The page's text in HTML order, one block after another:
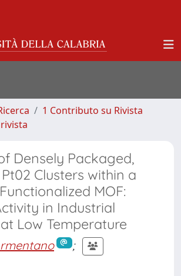
1 Contributo su Rivista
Densely Packaged,
Clusters within a
MOF:
in Industrial
Low Temperature
;